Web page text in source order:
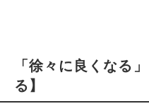
「徐々に良くなる
る】